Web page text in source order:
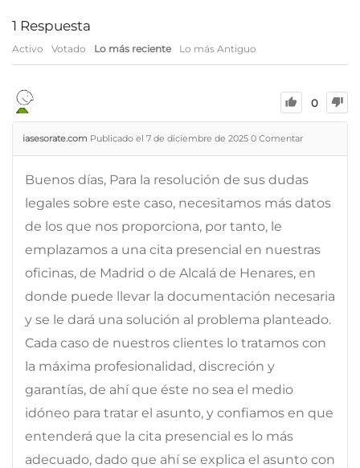
1 Respuesta
Activo Votado Lo más reciente Lo más Antiguo
0
iasesorate.com Publicado el 7 de diciembre de 2025 0 Comentar
Buenos días, Para la resolución de sus dudas
legales sobre este caso, necesitamos más datos
de los que nos proporciona, por tanto, le
emplazamos a una cita presencial en nuestras
oficinas, de Madrid o de Alcalá de Henares, en
donde puede llevar la documentación necesaria
y se le dará una solución al problema planteado.
Cada caso de nuestros clientes lo tratamos con
la máxima profesionalidad, discreción y
garantías, de ahí que éste no sea el medio
idóneo para tratar el asunto, y confiamos en que
entenderá que la cita presencial es lo más
adecuado, dado que ahí se explica el asunto con